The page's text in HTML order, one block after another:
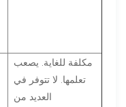
مكلفة للغاية. يصعب
تعلمها. لا تتوفر في
العديد من